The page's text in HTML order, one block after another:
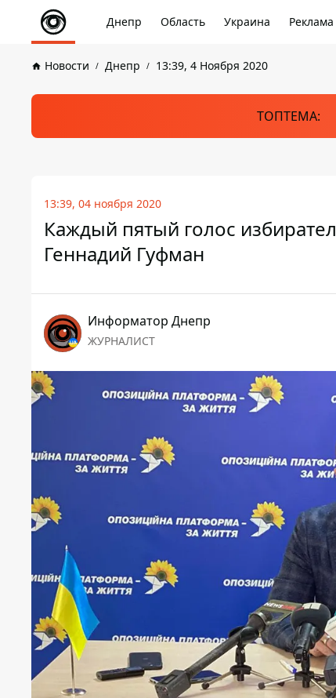
Днепр Область Украина Реклама
Новости Днепр 13:39, 4 Ноября 2020
ТОПТЕМА:
13:39, 04 ноября 2020
Каждый пятый голос
Геннадий Гуфман
Информатор Днепр
ЖУРНАЛИСТ